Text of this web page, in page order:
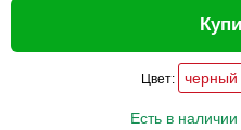
Цвет:
Есть в наличии